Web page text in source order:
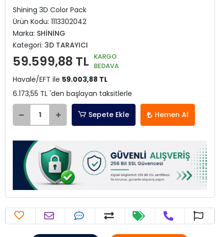
Shining 3D Color Pack
Ürün Kodu: 1113302042
Marka: SHİNİNG
Kategori: 3D TARAYICI
59.599,88 TL KARGO
BEDAVA
Havale/EFT ile 59.003,88 TL
6.173,55 TL 'den başlayan taksitlerle
Sepete Ekle Hemen Al